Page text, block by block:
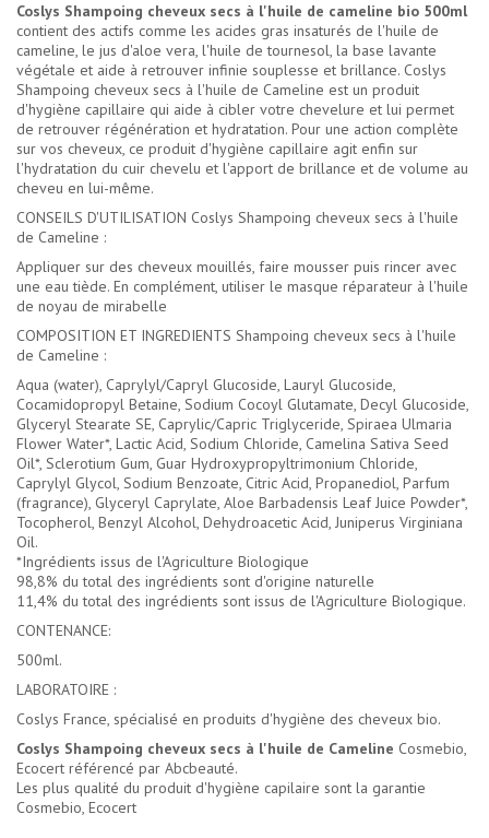
Coslys Shampoing cheveux secs à l'huile de cameline bio 500ml
contient des actifs comme les acides gras insaturés de l'huile de
cameline, le jus d'aloe vera, l'huile de tournesol, la base lavante
végétale et aide à retrouver infinie souplesse et brillance. Coslys
Shampoing cheveux secs à l'huile de Cameline est un produit
d'hygiène capillaire qui aide à cibler votre chevelure et lui permet
de retrouver régénération et hydratation. Pour une action complète
sur vos cheveux, ce produit d'hygiène capillaire agit enfin sur
l'hydratation du cuir chevelu et l'apport de brillance et de volume au
cheveu en lui-même.
CONSEILS D'UTILISATION Coslys Shampoing cheveux secs à l'huile
de Cameline :
Appliquer sur des cheveux mouillés, faire mousser puis rincer avec
une eau tiède. En complément, utiliser le masque réparateur à l'huile
de noyau de mirabelle
COMPOSITION ET INGREDIENTS Shampoing cheveux secs à l'huile
de Cameline :
Aqua (water), Caprylyl/Capryl Glucoside, Lauryl Glucoside,
Cocamidopropyl Betaine, Sodium Cocoyl Glutamate, Decyl Glucoside,
Glyceryl Stearate SE, Caprylic/Capric Triglyceride, Spiraea Ulmaria
Flower Water*, Lactic Acid, Sodium Chloride, Camelina Sativa Seed
Oil*, Sclerotium Gum, Guar Hydroxypropyltrimonium Chloride,
Caprylyl Glycol, Sodium Benzoate, Citric Acid, Propanediol, Parfum
(fragrance), Glyceryl Caprylate, Aloe Barbadensis Leaf Juice Powder*,
Tocopherol, Benzyl Alcohol, Dehydroacetic Acid, Juniperus Virginiana
Oil.
*Ingrédients issus de l'Agriculture Biologique
98,8% du total des ingrédients sont d'origine naturelle
11,4% du total des ingrédients sont issus de l'Agriculture Biologique.
CONTENANCE:
500ml.
LABORATOIRE :
Coslys France, spécialisé en produits d'hygiène des cheveux bio.
Coslys Shampoing cheveux secs à l'huile de Cameline Cosmebio,
Ecocert référencé par Abcbeauté.
Les plus qualité du produit d'hygiène capilaire sont la garantie
Cosmebio, Ecocert